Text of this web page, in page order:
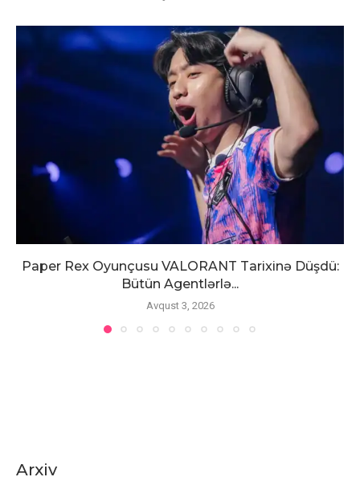
Paper Rex Oyunçusu VALORANT Tarixinə Düşdü:
Bütün Agentlərlə...
Avqust 3, 2026
Arxiv